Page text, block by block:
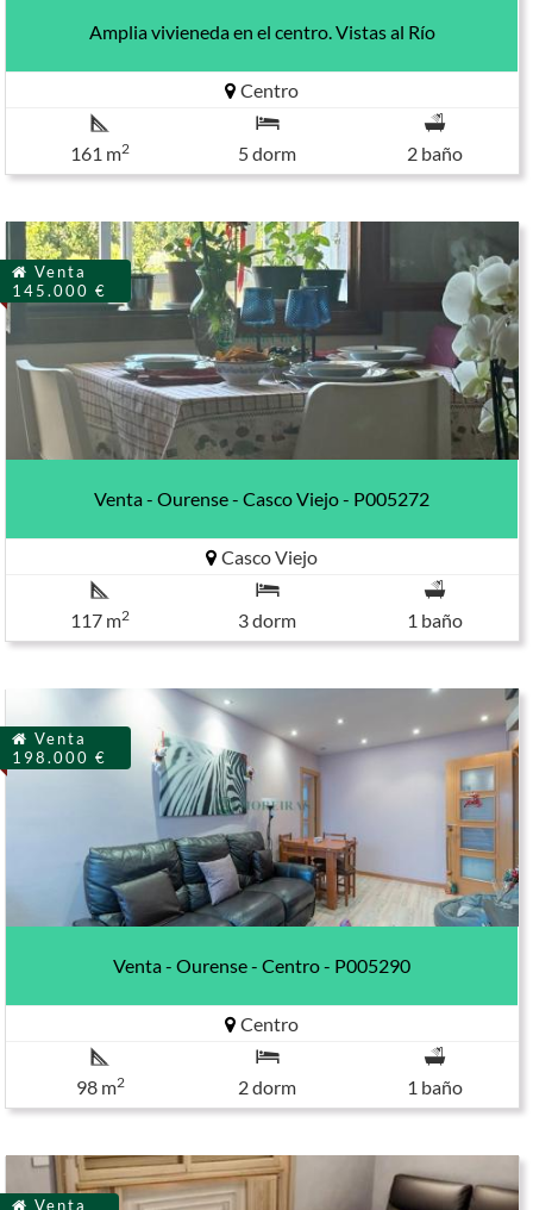
Amplia vivieneda en el centro. Vistas al Río
Centro
161 m2 5 dorm 2 baño
Venta
145.000 €
Venta - Ourense - Casco Viejo - P005272
Casco Viejo
117 m2 3 dorm 1 baño
Venta
198.000 €
Venta - Ourense - Centro - P005290
Centro
98 m2 2 dorm 1 baño
Venta